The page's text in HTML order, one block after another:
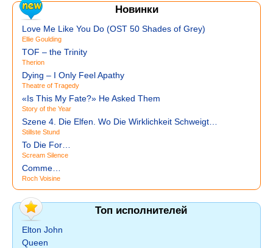
Новинки
Love Me Like You Do (OST 50 Shades of Grey)
Ellie Goulding
TOF – the Trinity
Therion
Dying – I Only Feel Apathy
Theatre of Tragedy
«Is This My Fate?» He Asked Them
Story of the Year
Szene 4. Die Elfen. Wo Die Wirklichkeit Schweigt…
Stillste Stund
To Die For…
Scream Silence
Comme…
Roch Voisine
Топ исполнителей
Elton John
Queen